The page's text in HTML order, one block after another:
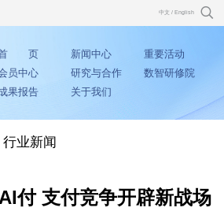
中文 / English
页 新闻中心
重要活动
员中心
研究与合作
数智研修院
果报告
关于我们
行业新闻
付 支付竞争开辟新战场